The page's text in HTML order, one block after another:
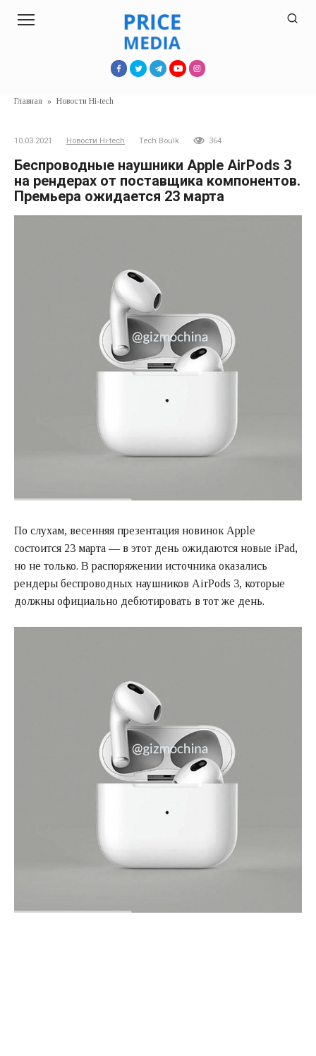
Главная » Новости Hi-tech
10.03.2021 Новости Hi-tech Tech Boulk 364
Беспроводные наушники Apple AirPods 3
на рендерах от поставщика компонентов.
Премьера ожидается 23 марта
По слухам, весенняя презентация новинок Apple
состоится 23 марта — в этот день ожидаются новые iPad,
но не только. В распоряжении источника оказались
рендеры беспроводных наушников AirPods 3, которые
должны официально дебютировать в тот же день.